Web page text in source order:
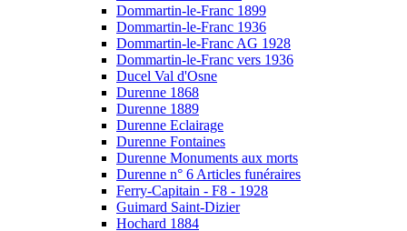
Dommartin-le-Franc 1899
Dommartin-le-Franc 1936
Dommartin-le-Franc AG 1928
Dommartin-le-Franc vers 1936
Ducel Val d'Osne
Durenne 1868
Durenne 1889
Durenne Eclairage
Durenne Fontaines
Durenne Monuments aux morts
Durenne n° 6 Articles funéraires
Ferry-Capitain - F8 - 1928
Guimard Saint-Dizier
Hochard 1884